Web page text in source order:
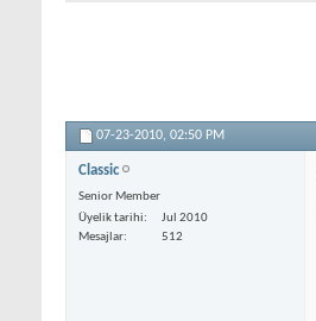
07-23-2010, 02:50 PM
Classic
Senior Member
Üyelik tarihi
Jul 2010
Mesajlar
512